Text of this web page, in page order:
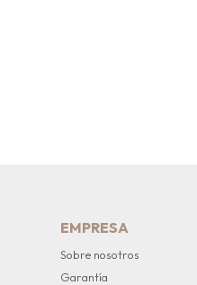
EMPRESA
Sobre nosotros
Garantía